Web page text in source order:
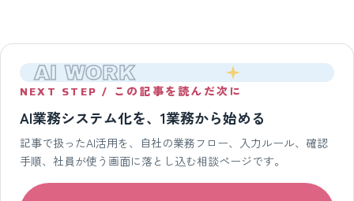
AI WORK
NEXT STEP / この記事を読んだ次に
AI業務システム化を、1業務から始める
記事で扱ったAI活用を、自社の業務フロー、入力ルール、確認
手順、社員が使う画面に落とし込む相談ページです。